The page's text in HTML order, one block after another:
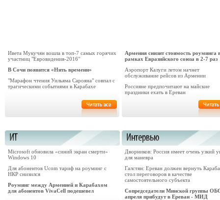
Ивета Мукучян вошла в топ-7 самых горячих
участниц "Евровидения-2016"
В Сочи появится «Нить времени»
"Марафон чтения Уильяма Сарояна" совпал с
трагическими событиями в Карабахе
Армения снизит стоимость роуминга
рамках Евразийского союза в 2-7 раз
Аэропорт Калуги летом начнет
обслуживание рейсов из Армении
Россияне предпочитают на майские
праздники ехать в Ереван
Microsoft обновила «синий экран смерти»
Windows 10
Для абонентов Ucom тариф на роуминг с
НКР снизился
Роуминг между Арменией и Карабахом
для абонентов VivaCell подешевел
Дворников: Россия имеет очень узкий
для маневра
Галстян: Ереван должен вернуть
стол переговоров в качестве
самостоятельного субъекта
Сопредседатели Минской группы
апреля прибудут в Ереван - МИД